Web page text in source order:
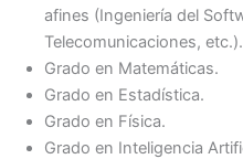
afines (Ingeniería del
Telecomunicaciones, etc.).
Grado en Matemáticas.
Grado en Estadística.
Grado en Física.
Grado en Inteligencia